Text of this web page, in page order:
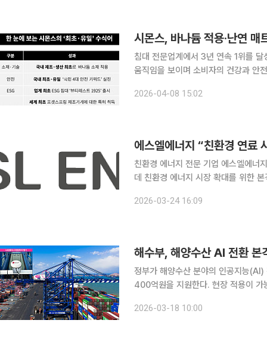
시몬스, 바나듐 적용·난연
침대 전문업계에서 3년 연속 1위를
움직임을 보이며 소비자의 건강과 안전, 사
2026-04-08 15:02
에스엘에너지 “친환경 연료
친환경 에너지 전문 기업 에스엘에너
데 친환경 에너지 시장 확대를 위한 본격적인 행보에 나섰다
다. 주력 제품인 중유(B-C)는 고효
2026-03-24 16:09
해수부, 해양수산 AI 전환
정부가 해양수산 분야의 인공지능
400억원을 지원한다. 현장 적용이 가
해양수산과학기술진흥원(KIMST)은
2026-03-18 10:00